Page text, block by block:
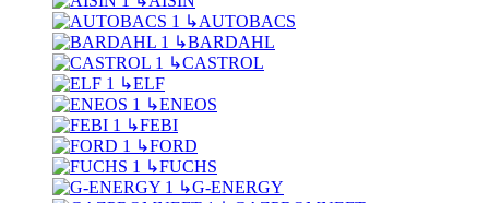
↳AUTOBACS
↳BARDAHL
↳CASTROL
↳ELF
↳ENEOS
↳FEBI
↳FORD
↳FUCHS
↳G-ENERGY